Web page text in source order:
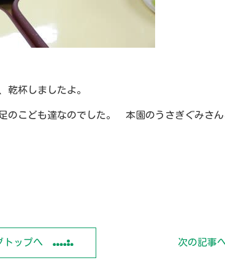
杯しましたよ。
こども達なのでした。 本園のうさぎぐみさ
トップへ 次の記事